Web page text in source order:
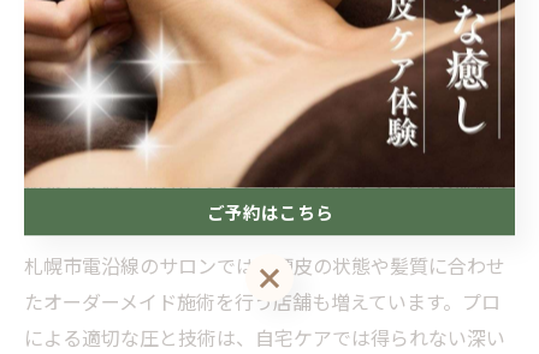
ヘッドマッサージで実感する美髪効果と満足感
ヘッドマッサージは、頭皮のコリをほぐして血流を促進
し、髪の成長をサポートします。実際、施術後すぐに
「頭がすっきりした」「髪にハリが出た」といった美髪
効果を実感する方が多いです。これにより、1回の施術で
も見た目や手触りの変化を体感できるのが特徴です。
札幌市電沿線のサロンでは、頭皮の状態や髪質に合わせ
たオーダーメイド施術を行う店舗も増えています。プロ
による適切な圧と技術は、自宅ケアでは得られない深い
ご予約はこちら
ご予約はこちら